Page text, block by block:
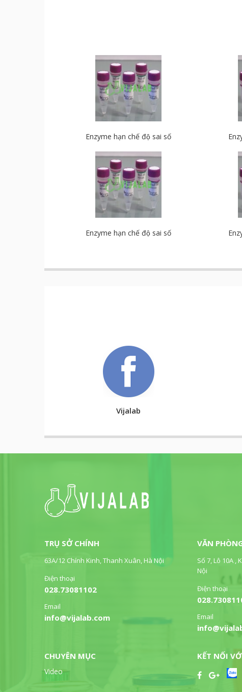
Enzyme hạn chế độ sai số
Enzyme hạn chế độ sai số
Vijalab
TRỤ SỞ CHÍNH
63A/12 Chính Kinh, Thanh Xuân, Hà Nội
Điện thoại
028.73081102
Email
info@vijalab.com
VĂN
Số 7, Lô 10A ,
Nội
Điện thoại
Email
CHUYÊN MỤC
Video
KẾT NỐI